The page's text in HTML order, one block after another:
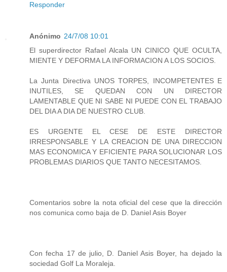
Responder
Anónimo 24/7/08 10:01
El superdirector Rafael Alcala UN CINICO QUE OCULTA,
MIENTE Y DEFORMA LA INFORMACION A LOS SOCIOS.
La Junta Directiva UNOS TORPES, INCOMPETENTES E
INUTILES, SE QUEDAN CON UN DIRECTOR
LAMENTABLE QUE NI SABE NI PUEDE CON EL TRABAJO
DEL DIA A DIA DE NUESTRO CLUB.
ES URGENTE EL CESE DE ESTE DIRECTOR
IRRESPONSABLE Y LA CREACION DE UNA DIRECCION
MAS ECONOMICA Y EFICIENTE PARA SOLUCIONAR LOS
PROBLEMAS DIARIOS QUE TANTO NECESITAMOS.
Comentarios sobre la nota oficial del cese que la dirección
nos comunica como baja de D. Daniel Asis Boyer
Con fecha 17 de julio, D. Daniel Asis Boyer, ha dejado la
sociedad Golf La Moraleja.